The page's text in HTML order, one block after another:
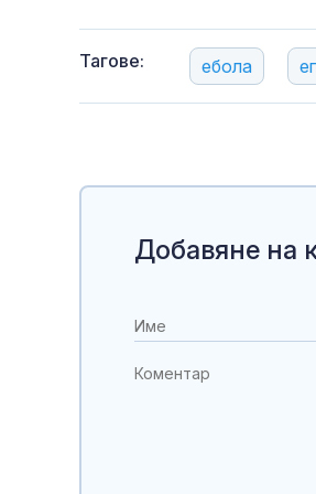
Тагове: ебола
Добавяне на